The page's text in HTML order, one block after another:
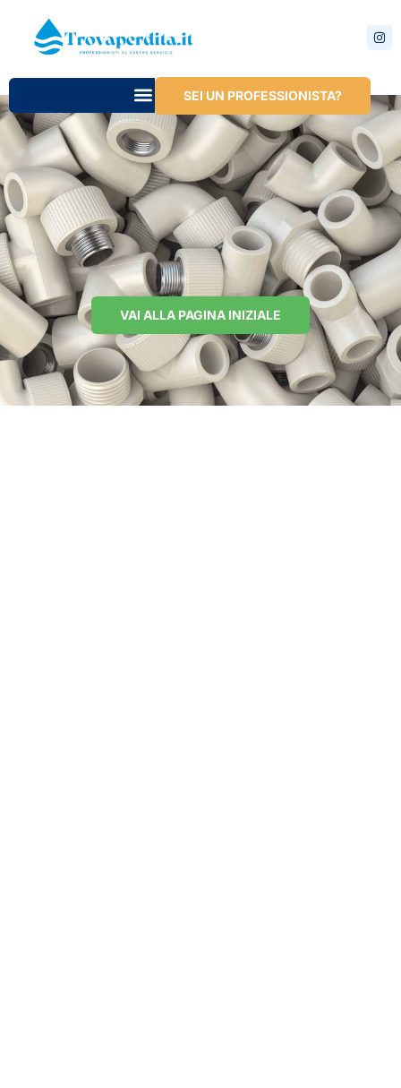
SEI UN PROFESSIONISTA?
VAI ALLA PAGINA INIZIALE